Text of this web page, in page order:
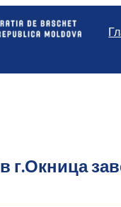
г.Окница